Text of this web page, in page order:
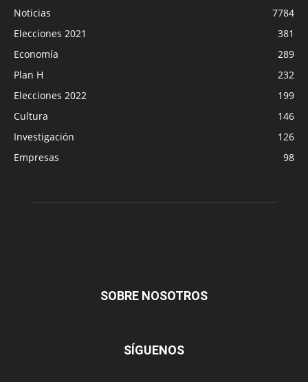
Noticias
7784
Elecciones 2021
381
Economía
289
Plan H
232
Elecciones 2022
199
Cultura
146
Investigación
126
Empresas
98
SOBRE NOSOTROS
SÍGUENOS